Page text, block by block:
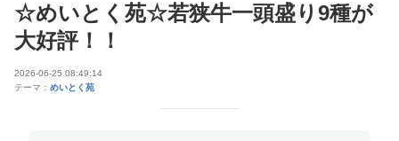
☆めいとく苑☆若狭牛一頭盛り9種が
大好評！！
2026-06-25 08:49:14
テーマ： めいとく苑